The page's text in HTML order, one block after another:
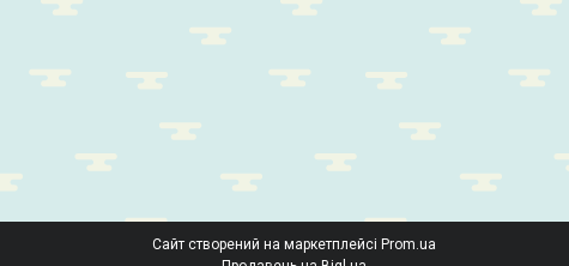
Сайт створений на маркетплейсі Prom.ua